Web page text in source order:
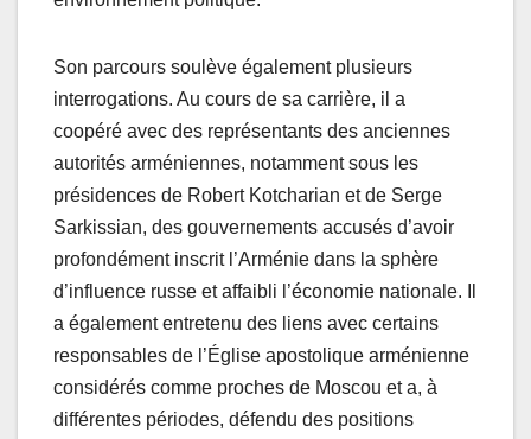
Son parcours soulève également plusieurs
interrogations. Au cours de sa carrière, il a
coopéré avec des représentants des anciennes
autorités arméniennes, notamment sous les
présidences de Robert Kotcharian et de Serge
Sarkissian, des gouvernements accusés d’avoir
profondément inscrit l’Arménie dans la sphère
d’influence russe et affaibli l’économie nationale. Il
a également entretenu des liens avec certains
responsables de l’Église apostolique arménienne
considérés comme proches de Moscou et a, à
différentes périodes, défendu des positions